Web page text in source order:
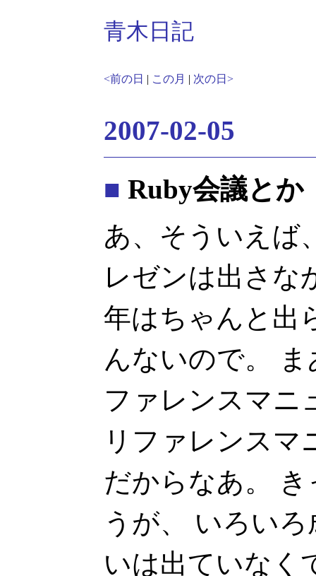
青木日記
<前の日 | この月 | 次の日>
2007-02-05
■ Ruby会議とか
あ、そういえば
レゼンは出さな
年はちゃんと出
んないので。
ファレンスマニ
リファレンスマ
だからなあ。
うが、 いろい
いは出ていなく